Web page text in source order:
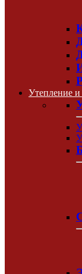
Утепление и